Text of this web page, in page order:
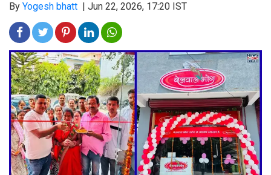
By Yogesh bhatt Jun 22, 2026, 17:20 IST